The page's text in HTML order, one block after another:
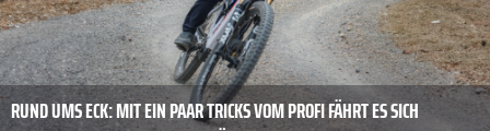
RUND UMS ECK: MIT EIN PAAR TRICKS VOM PROFI FÄHRT ES SICH